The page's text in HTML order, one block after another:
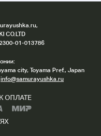
CO.LTD
01-013786
city, Toyama Pref., Japan
info@samurayushka.ru
ОПЛАТЕ